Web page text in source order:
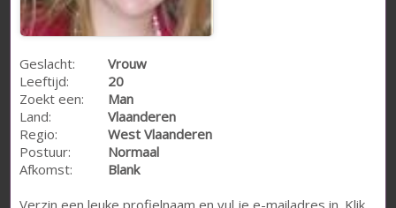
Geslacht:
Vrouw
Leeftijd:
20
Zoekt een:
Man
Land:
Vlaanderen
Regio:
West Vlaanderen
Postuur:
Normaal
Afkomst:
Blank
Verzin een leuke profielnaam en vul je e-mailadres in. Klik